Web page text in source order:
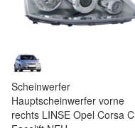
Scheinwerfer
Hauptscheinwerfer vorne
rechts LINSE Opel Corsa C